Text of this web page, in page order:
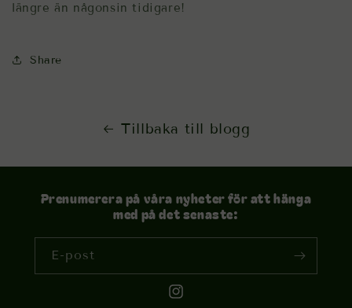
längre än någonsin tidigare!
Share
Tillbaka till blogg
Prenumerera på våra nyheter för att hänga
med på det senaste:
E-post
Instagram